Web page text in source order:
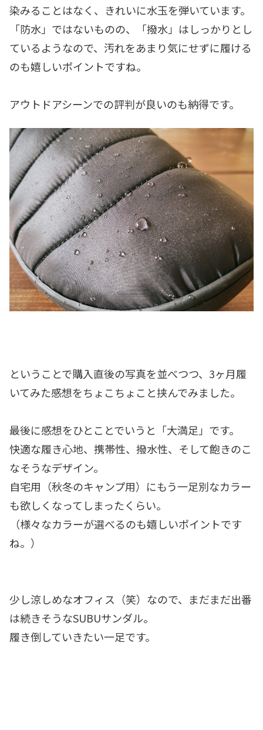
染みることはなく、きれいに水玉を弾いています。
「防水」ではないものの、「撥水」はしっかりとし
ているようなので、汚れをあまり気にせずに履ける
のも嬉しいポイントですね。
アウトドアシーンでの評判が良いのも納得です。
ということで購入直後の写真を並べつつ、3ヶ月履
いてみた感想をちょこちょこと挟んでみました。
最後に感想をひとことでいうと「大満足」です。
快適な履き心地、携帯性、撥水性、そして飽きのこ
なそうなデザイン。
自宅用（秋冬のキャンプ用）にもう一足別なカラー
も欲しくなってしまったくらい。
（様々なカラーが選べるのも嬉しいポイントです
ね。）
少し涼しめなオフィス（笑）なので、まだまだ出番
は続きそうなSUBUサンダル。
履き倒していきたい一足です。